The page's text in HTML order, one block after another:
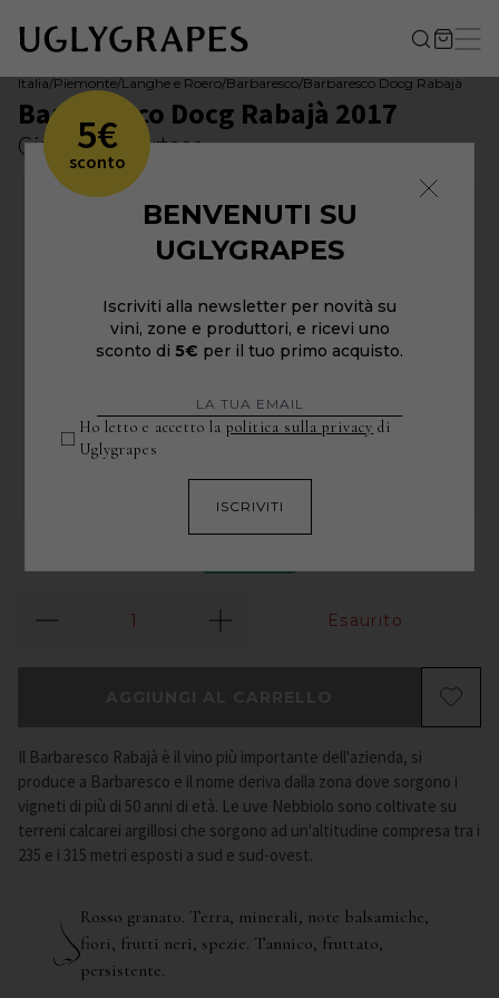
Italia/Piemonte/Langhe e Roero/Barbaresco/Barbaresco Docg Rabajà
Barbaresco Docg Rabajà 2017
Giuseppe Cortese
Il Barbaresco Rabajà è il vino più importante dell'azienda, si
produce a Barbaresco e il nome deriva dalla zona dove sorgono i
vigneti di più di 50 anni di età. Le uve Nebbiolo sono coltivate su
terreni calcarei argillosi che sorgono ad un'altitudine compresa tra i
235 e i 315 metri esposti a sud e sud-ovest.
Rosso granato. Terra, minerali, note balsamiche,
fiori, frutti neri, spezie. Tannico, fruttato,
persistente.
Esaurito
5€
sconto
BENVENUTI SU
UGLYGRAPES
Iscriviti alla newsletter per novità su
vini, zone e produttori, e ricevi uno
sconto di 5€ per il tuo primo acquisto.
Ho letto e accetto lapolitica sulla privacy di
Uglygrapes
ISCRIVITI